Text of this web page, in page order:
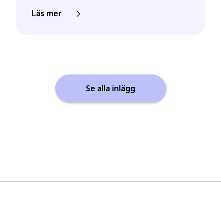
Läs mer
Se alla inlägg